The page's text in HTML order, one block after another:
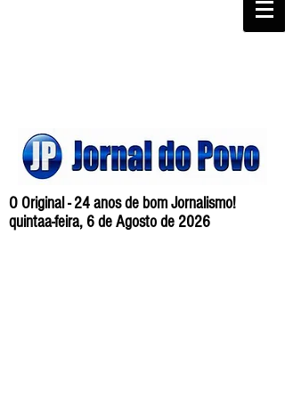
O Original - 24 anos de bom Jornalismo!
quintaa-feira, 6 de Agosto de 2026